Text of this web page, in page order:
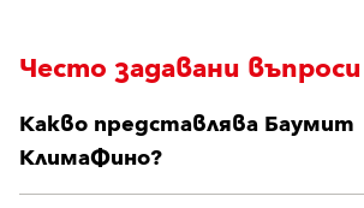
Често задавани
Какво представлява Баумит
КлимаФино?